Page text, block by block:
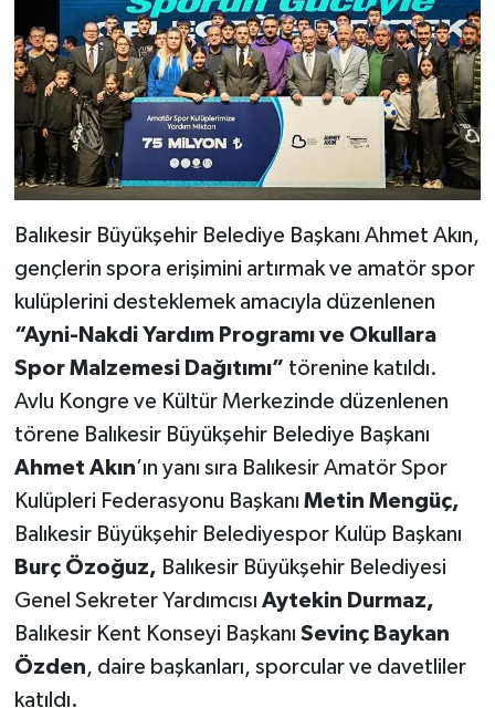
Balıkesir Büyükşehir Belediye Başkanı Ahmet Akın,
gençlerin spora erişimini artırmak ve amatör spor
kulüplerini desteklemek amacıyla düzenlenen
“Ayni-Nakdi Yardım Programı ve Okullara
Spor Malzemesi Dağıtımı” törenine katıldı.
Avlu Kongre ve Kültür Merkezinde düzenlenen
törene Balıkesir Büyükşehir Belediye Başkanı
Ahmet Akın’ın yanı sıra Balıkesir Amatör Spor
Kulüpleri Federasyonu Başkanı Metin Mengüç,
Balıkesir Büyükşehir Belediyespor Kulüp Başkanı
Burç Özoğuz, Balıkesir Büyükşehir Belediyesi
Genel Sekreter Yardımcısı Aytekin Durmaz,
Balıkesir Kent Konseyi Başkanı Sevinç Baykan
Özden, daire başkanları, sporcular ve davetliler
katıldı.